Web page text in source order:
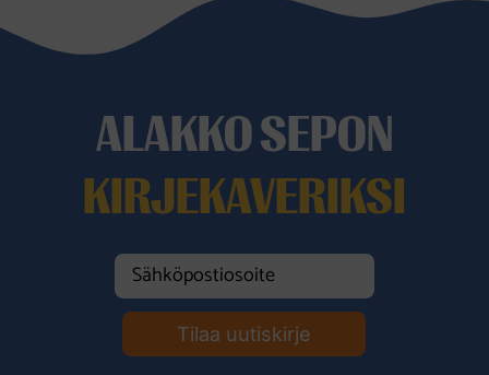
ALAKKO SEPON
KIRJEKAVERIKSI
Tilaa uutiskirje